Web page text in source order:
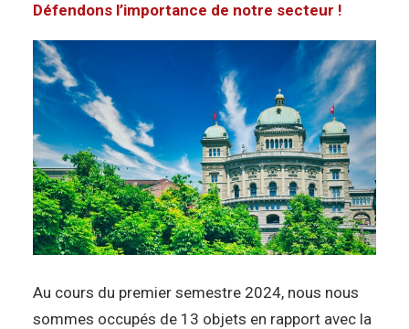
Défendons l’importance de notre secteur !
Au cours du premier semestre 2024, nous nous
sommes occupés de 13 objets en rapport avec la